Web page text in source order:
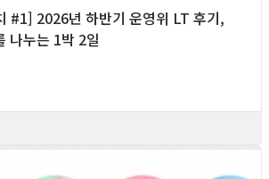
#1] 2026년 하반기 운영위 LT 후기,
나누는 1박 2일